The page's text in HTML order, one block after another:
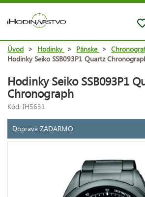
Úvod > Hodinky > Pánske >
Hodinky Seiko SSB093P1 Quartz
Hodinky Seiko SSB093P1
Chronograph
Kód: IH5631
Doprava ZADARMO